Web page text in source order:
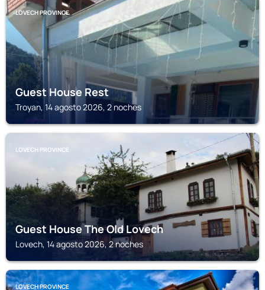
LOVECH PROVINCE
Guest House Rest
Troyan, 14 agosto 2026, 2 noches
LOVECH PROVINCE
Guest House The Old Lovech
Lovech, 14 agosto 2026, 2 noches
LOVECH PROVINCE